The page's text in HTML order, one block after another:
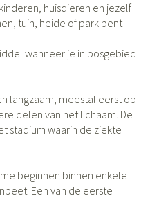
huisdieren en jezelf
tuin, heide of park bent
wanneer je in bosgebied
langzaam, meestal eerst op
delen van het lichaam. De
stadium waarin de ziekte
beginnen binnen enkele
Een van de eerste